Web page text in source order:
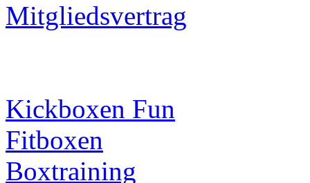
Mitgliedsvertrag
Kickboxen Fun
Fitboxen
Boxtraining